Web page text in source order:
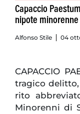
Capaccio
nipote
Alfonso Stile 04
CAPACCIO
tragico delitto,
rito
Minorenni di